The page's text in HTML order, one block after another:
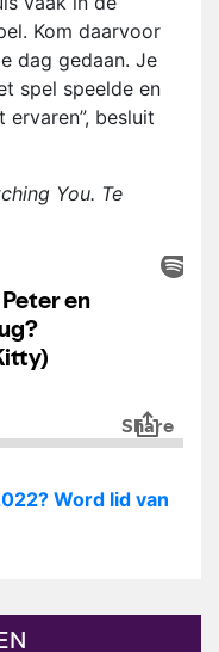
Kom daarvoor
dag gedaan. Je
spel speelde en
besluit
You. Te
Word lid van